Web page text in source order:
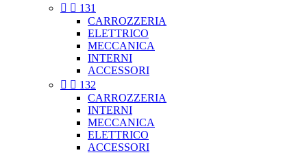
  131
CARROZZERIA
ELETTRICO
MECCANICA
INTERNI
ACCESSORI
  132
CARROZZERIA
INTERNI
MECCANICA
ELETTRICO
ACCESSORI